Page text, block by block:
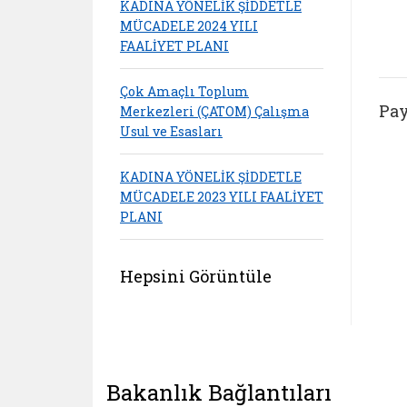
KADINA YÖNELİK ŞİDDETLE
MÜCADELE 2024 YILI
FAALİYET PLANI
Çok Amaçlı Toplum
Merkezleri (ÇATOM) Çalışma
Usul ve Esasları
KADINA YÖNELİK ŞİDDETLE
MÜCADELE 2023 YILI FAALİYET
PLANI
Hepsini Görüntüle
Bakanlık Bağlantıları